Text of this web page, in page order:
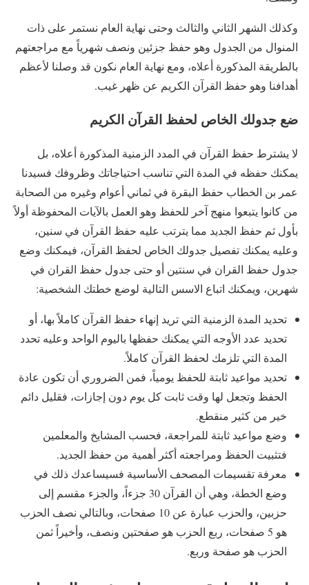
وكذلك الشهر الثاني والثالث وحتى نهاية العام نستمر على ذات
المنوال من الجدول وهو حفظ جزئين ونصف شهرياً مع مراجعتهم
بالطريقة المذكورة أعلاه، ومع نهاية العام نكون قد وصلنا لأعظم
أهدافنا وهو حفظ القرآن الكريم عن ظهر غيب.
ضع جدولك الخاص لحفظ القرآن الكريم
لا يشترط حفظ القرآن في المدد الزمنية المذكورة أعلاه، بل
يمكنك حفظه في المدة التي تناسب احتياجاتك وظروفك فسيدنا
عمر بن الخطاب حفظ البقرة في ثماني أعوام وغيره من الصحابة
من كانوا يتبعوا منهج آخر للحفظ وهو العمل بالآيات المحفوظة أولاً
بأول ثم حفظ الجديد مما يترتب عليه حفظ القرآن في سنين،
وعليه يمكنك تفصيل جدولك الخاص لحفظ القرآن، فيمكنك وضع
جدول حفظ القران في سنتين أو حتى جدول حفظ القران في
شهرين، ويمكنك اتباع الاسس التالية لوضع خطتك الشخصية:
تحديد المدة الزمنية التي تريد إنهاء حفظ القرآن كاملاً بها، أو
تحديد عدد الأوجه التي يمكنك حفظها باليوم الواحد وعليه تحدد
المدة التي تلزمك لحفظ القرآن كاملاً.
تحديد مواعيد ثابتة للحفظ يومياً، فمن الضروري أن تكون عادة
الحفظ وتجعل لها وقت ثابت كل يوم دون إجازات، فقليل دائم
خير من كثير منقطع.
وضع مواعيد ثابتة للمراجعة، فحسب المشايخ والمعلمين
فتثبيت الحفظ ومراجعته أكثر أهمية من حفظ الجديد.
معرفة تقسيمات المصحف الأساسية فسيساعدك ذلك في
وضع الخطة، وهي أن القرآن 30 جزءاً، والجزء مقسم إلى
حزبين، والحزب عبارة عن 10 صفحات، وبالتالي نصف الحزب
هو 5 صفحات، ربع الحزب هو صفحتين ونصف، وأخيراً ثمن
الحزب هو صفحة وربع.